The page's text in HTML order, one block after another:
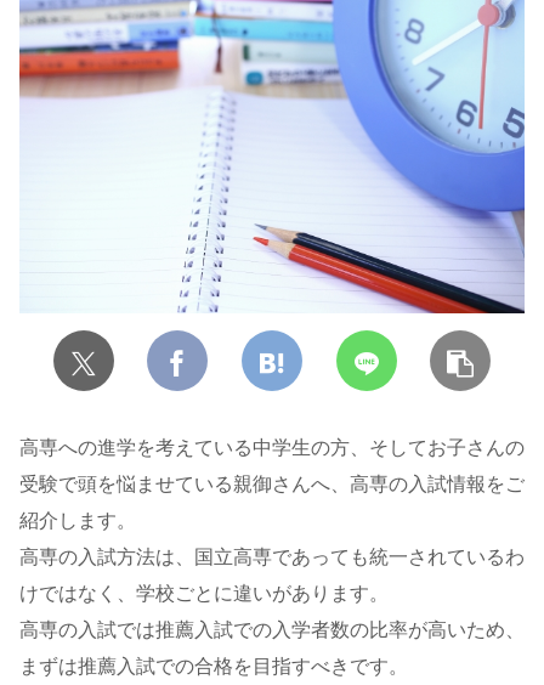
高専への進学を考えている中学生の方、そしてお子さんの
受験で頭を悩ませている親御さんへ、高専の入試情報をご
紹介します。
高専の入試方法は、国立高専であっても統一されているわ
けではなく、学校ごとに違いがあります。
高専の入試では推薦入試での入学者数の比率が高いため、
まずは推薦入試での合格を目指すべきです。